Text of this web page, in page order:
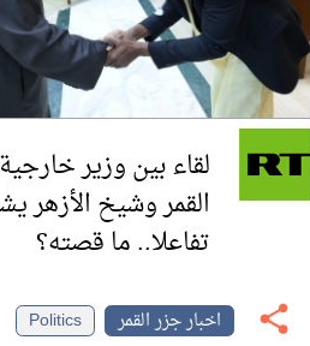
لقاء بين وزير
القمر وشيخ الأزهر
تفاعلا.. ما قصته؟
اخبار جزر القمر
Politics